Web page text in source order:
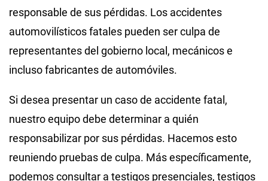
responsable de sus pérdidas. Los accidentes
automovilísticos fatales pueden ser culpa de
representantes del gobierno local, mecánicos e
incluso fabricantes de automóviles.
Si desea presentar un caso de accidente fatal,
nuestro equipo debe determinar a quién
responsabilizar por sus pérdidas. Hacemos esto
reuniendo pruebas de culpa. Más específicamente,
podemos consultar a testigos presenciales, testigos